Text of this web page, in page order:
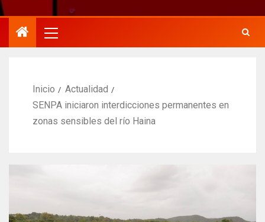
Inicio
Actualidad
SENPA iniciaron interdicciones permanentes en
zonas sensibles del río Haina